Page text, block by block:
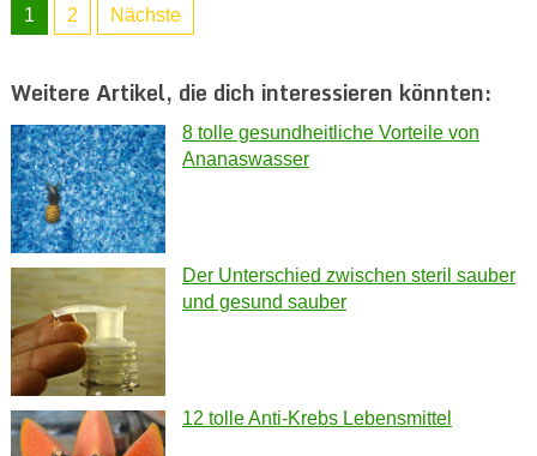
1 2 Nächste
Weitere Artikel, die dich interessieren könnten:
8 tolle gesundheitliche Vorteile von
Ananaswasser
Der Unterschied zwischen steril sauber
und gesund sauber
12 tolle Anti-Krebs Lebensmittel